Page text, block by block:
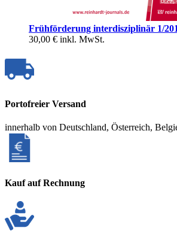
Frühförderung interdisziplinär 1/
30,00 € inkl. MwSt.
Portofreier Versand
innerhalb von Deutschland, Österreich,
Kauf auf Rechnung